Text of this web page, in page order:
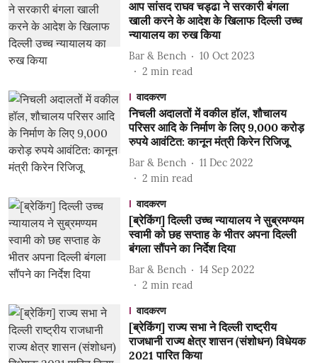
आप सांसद राघव चड्ढा ने सरकारी बंगला
खाली करने के आदेश के खिलाफ दिल्ली उच्च
न्यायालय का रुख किया
Bar & Bench
10 Oct 2023
2 min read
वादकरण
निचली अदालतों में वकील हॉल, शौचालय
परिसर आदि के निर्माण के लिए 9,000 करोड़
रुपये आवंटित: कानून मंत्री किरेन रिजिजू
Bar & Bench
11 Dec 2022
2 min read
वादकरण
[ब्रेकिंग] दिल्ली उच्च न्यायालय ने सुब्रमण्यम
स्वामी को छह सप्ताह के भीतर अपना दिल्ली
बंगला सौंपने का निर्देश दिया
Bar & Bench
14 Sep 2022
2 min read
वादकरण
[ब्रेकिंग] राज्य सभा ने दिल्ली राष्ट्रीय
राजधानी राज्य क्षेत्र शासन (संशोधन) विधेयक
2021 पारित किया